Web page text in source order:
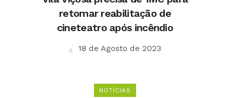
retomar reabilitação de
cineteatro após incêndio
18 de Agosto de 2023
NOTÍCIAS